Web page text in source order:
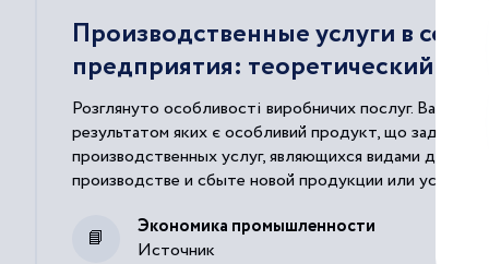
Производственные услуги в
предприятия: теоретический
Розглянуто особливості виробничих послуг.
результатом яких є особливий продукт, що
производственных услуг, являющихся видами
производстве и сбыте новой продукции или
that satisfies the enterprise needs when producing and
Источник
Экономика промышленности